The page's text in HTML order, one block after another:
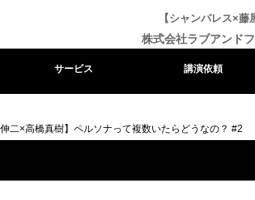
【シャンパレス×
株式会社ラブアンド
サービス 講演依頼
二×高橋真樹】ペルソナって複数いたらどうなの？ #2